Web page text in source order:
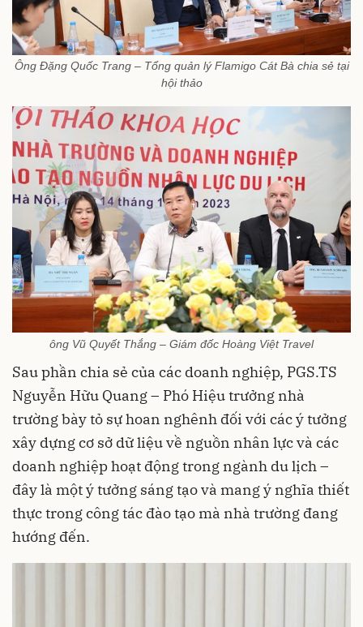
Ông Đặng Quốc Trang – Tổng quản lý Flamigo Cát Bà chia sẻ tại
hội thảo
ông Vũ Quyết Thắng – Giám đốc Hoàng Việt Travel
Sau phần chia sẻ của các doanh nghiệp, PGS.TS
Nguyễn Hữu Quang – Phó Hiệu trưởng nhà
trường bày tỏ sự hoan nghênh đối với các ý tưởng
xây dựng cơ sở dữ liệu về nguồn nhân lực và các
doanh nghiệp hoạt động trong ngành du lịch –
đây là một ý tưởng sáng tạo và mang ý nghĩa thiết
thực trong công tác đào tạo mà nhà trường đang
hướng đến.